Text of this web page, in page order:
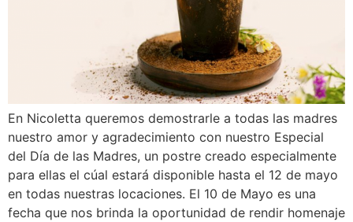
En Nicoletta queremos demostrarle a todas las madres
nuestro amor y agradecimiento con nuestro Especial
del Día de las Madres, un postre creado especialmente
para ellas el cúal estará disponible hasta el 12 de mayo
en todas nuestras locaciones. El 10 de Mayo es una
fecha que nos brinda la oportunidad de rendir homenaje